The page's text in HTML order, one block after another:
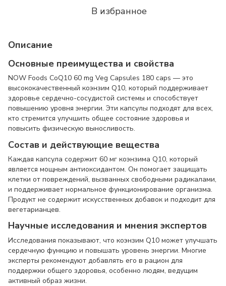
В избранное
Описание
Основные преимущества и свойства
NOW Foods CoQ10 60 mg Veg Capsules 180 caps — это
высококачественный коэнзим Q10, который поддерживает
здоровье сердечно-сосудистой системы и способствует
повышению уровня энергии. Эти капсулы подходят для всех,
кто стремится улучшить общее состояние здоровья и
повысить физическую выносливость.
Состав и действующие вещества
Каждая капсула содержит 60 мг коэнзима Q10, который
является мощным антиоксидантом. Он помогает защищать
клетки от повреждений, вызванных свободными радикалами,
и поддерживает нормальное функционирование организма.
Продукт не содержит искусственных добавок и подходит для
вегетарианцев.
Научные исследования и мнения экспертов
Исследования показывают, что коэнзим Q10 может улучшать
сердечную функцию и повышать уровень энергии. Многие
эксперты рекомендуют добавлять его в рацион для
поддержки общего здоровья, особенно людям, ведущим
активный образ жизни.